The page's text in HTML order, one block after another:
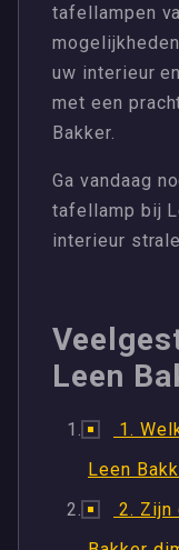
tafellampen
uw interieur
met een
Bakker.
Ga vandaag
tafellamp bij
interieur
Leen
1.
Leen
2. Zijn